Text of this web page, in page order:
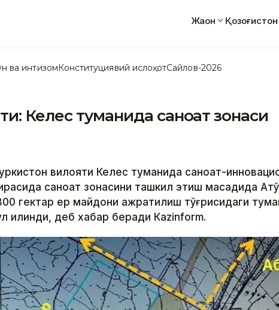
Жаҳон Қозоғистон
ва интизомКонституциявий ислоҳотСайлов-2026
Келес туманида саноат зонаси
вилояти Келес туманида саноат-
саноат зонасини ташкил этиш мақсадида
гектар ер майдони ажратилиш тўғрисидаги
қилинди, деб хабар беради Кazinform.